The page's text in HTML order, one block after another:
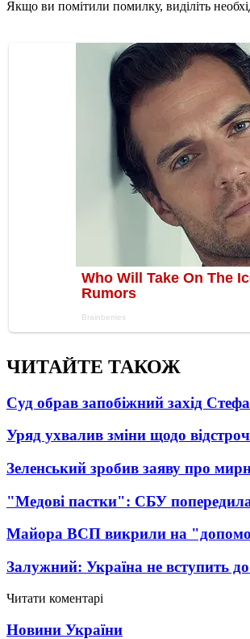
Якщо ви помітили помилку, виділіть
ЧИТАЙТЕ ТАКОЖ
Суд обрав запобіжний захід
Уряд ухвалив зміни щодо
Зеленський зробив заяву про
"Медові пастки": СБУ попередила
Майора ВСП викрили на
Залужний: Україна не вступить
Читати коментарі
Новини України